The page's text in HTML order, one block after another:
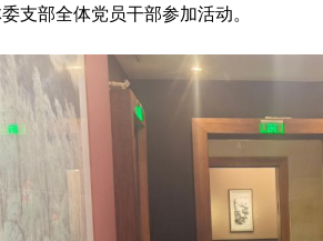
支部全体党员干部参加活动。